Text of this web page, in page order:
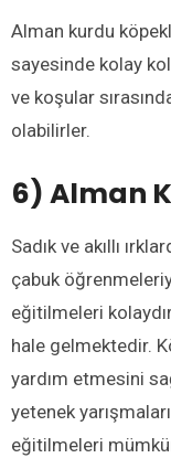
Alman kurdu
sayesinde kolay
ve koşular
olabilirler.
6) Alman
Sadık ve akıllı
çabuk
eğitilmeleri
hale gelmektedir.
yardım etmesini
yetenek
eğitilmeleri